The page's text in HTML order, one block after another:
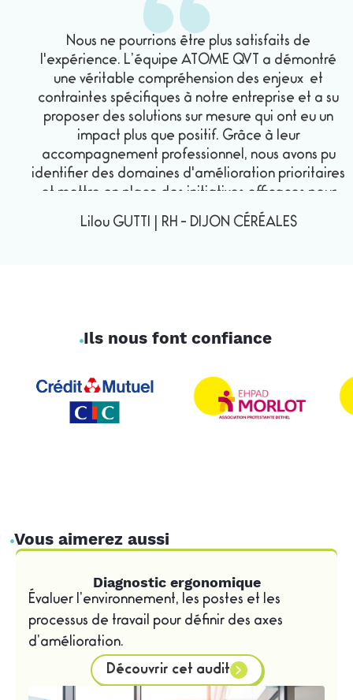
sur l'accès à des formations continues,
les perspectives de carrière ou le soutien
au développement de compétences,
offrant aux salariés les moyens de
progresser et d'atteindre leurs objectifs.
L’égalité professionnelle dans
l’entreprise . C’est la capacité de
concilier le temps passé au travail avec
les obligations et les intérêts personnels
des salariés. Une démarche pour évaluer
Nous ne pourrions être plus satisfaits de
l'expérience. L’équipe ATOME QVT a démontré
une véritable compréhension des enjeux et
contraintes spécifiques à notre entreprise et a su
proposer des solutions sur mesure qui ont eu un
impact plus que positif. Grâce à leur
accompagnement professionnel, nous avons pu
identifier des domaines d'amélioration prioritaires
et mettre en place des initiatives efficaces pour
promouvoir un environnement de travail plus
adapté et plus épanouissant. Les retours positifs de
Lilou GUTTI RH- DIJON CÉRÉALES
Ils nous font confiance
Vous aimerez aussi
Diagnostic ergonomique
Évaluer l’environnement, les postes et les
processus de travail pour définir des axes
d’amélioration.
Découvrir cet audit